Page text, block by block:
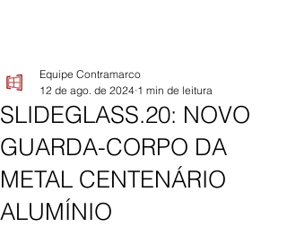
SLIDEGLASS.20: NOVO
GUARDA-CORPO DA
METAL CENTENÁRIO
ALUMÍNIO
Equipe Contramarco
12 de ago. de 2024 1 min de leitura